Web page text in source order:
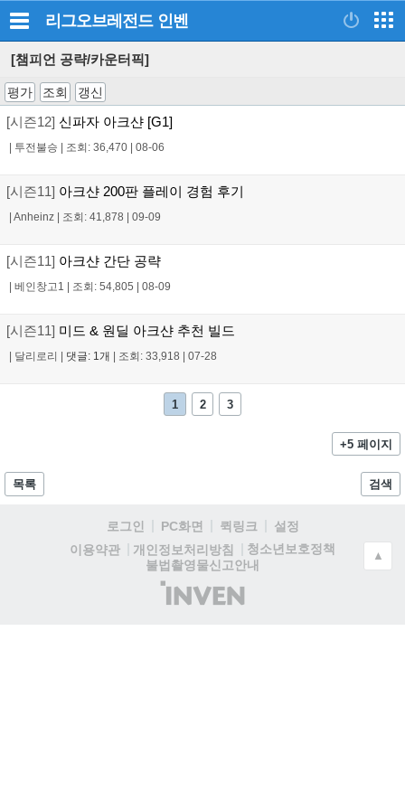
리그오브레전드 인벤
[챔피언 공략/카운터픽]
평가 조회 갱신
[시즌12] 신파자 아크샨 [G1]
투전불승 조회: 36,470 08-06
[시즌11] 아크샨 200판 플레이 경험 후기
Anheinz 조회: 41,878 09-09
[시즌11] 아크샨 간단 공략
베인창고1 조회: 54,805 08-09
[시즌11] 미드 & 원딜 아크샨 추천 빌드
달리로리 댓글: 1개 조회: 33,918 07-28
1 2 3
+5 페이지
목록 검색
로그인 PC화면 퀵링크
설정
이용약관
개인정보처리방침
청소년보호정책
불법촬영물신고안내
(주)
인
▲